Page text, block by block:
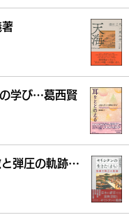
学び…葛西賢
弾圧の軌跡…